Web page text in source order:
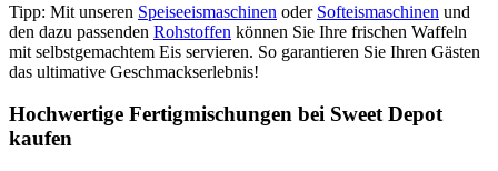
Tipp: Mit unseren Speiseeismaschinen oder Softeismaschinen und
den dazu passenden Rohstoffen können Sie Ihre frischen Waffeln
mit selbstgemachtem Eis servieren. So garantieren Sie Ihren Gästen
das ultimative Geschmackserlebnis!
Hochwertige Fertigmischungen bei Sweet Depot
kaufen